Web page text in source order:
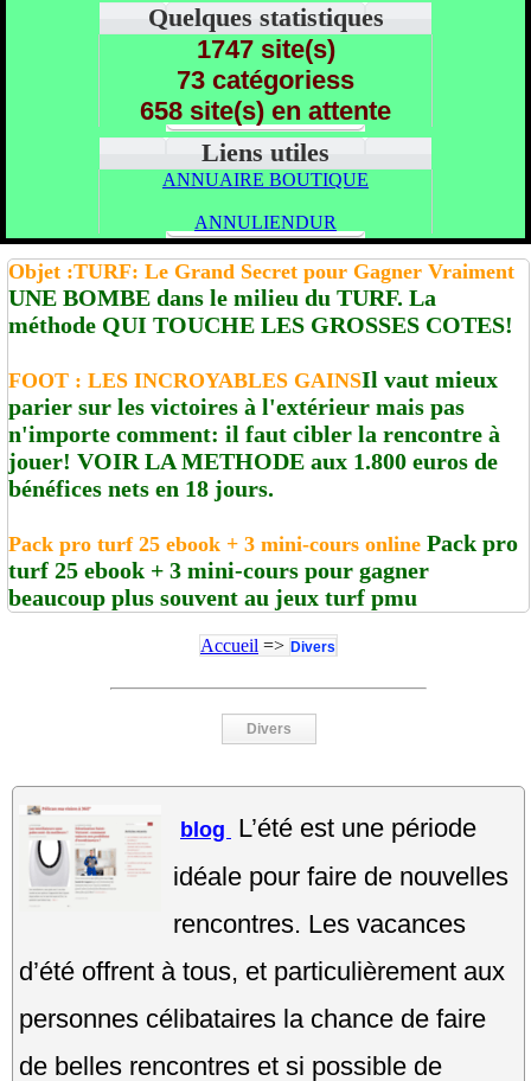
Quelques statistiques
1747 site(s)
73 catégoriess
658 site(s) en attente
Liens utiles
ANNUAIRE BOUTIQUE
ANNULIENDUR
Objet :TURF: Le Grand Secret pour Gagner Vraiment
UNE BOMBE dans le milieu du TURF. La
méthode QUI TOUCHE LES GROSSES COTES!
FOOT : LES INCROYABLES GAINSIl vaut mieux
parier sur les victoires à l'extérieur mais pas
n'importe comment: il faut cibler la rencontre à
jouer! VOIR LA METHODE aux 1.800 euros de
bénéfices nets en 18 jours.
Pack pro turf 25 ebook + 3 mini-cours online Pack pro
turf 25 ebook + 3 mini-cours pour gagner
beaucoup plus souvent au jeux turf pmu
Accueil => Divers
Divers
blog
L’été est une période
idéale pour faire de nouvelles
rencontres. Les vacances
d’été offrent à tous, et particulièrement aux
personnes célibataires la chance de faire
de belles rencontres et si possible de